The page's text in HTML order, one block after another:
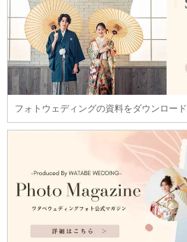
フォトウェディングの資料をダウンロード